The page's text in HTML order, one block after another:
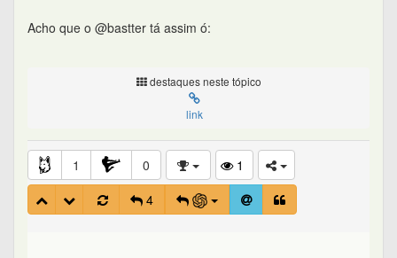
Acho que o @bastter tá assim ó:
destaques neste tópico
link
1 0
1
4